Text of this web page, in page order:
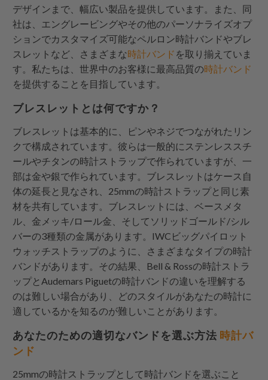
デザインまで、幅広い製品を提供しています。また、同
社は、エングレービングやその他のパーソナライズオプ
ションでカスタマイズ可能なペルロン時計バンドやブレ
スレットなど、さまざまな時計バンド を取り揃えていま
す。私たちは、世界中のお客様に最高品質の時計バンド
を提供することを目指しています。
ブレスレットとは何ですか？
ブレスレットは基本的に、ピンやネジでつながれたリン
クで構成されています。彼らは一般的にステンレススチ
ールやチタンの時計ストラップで作られていますが、一
部は金や銀で作られています。ブレスレットはケース自
体の延長と見なされ、25mmの時計ストラップと同じ素
材を共有しています。ブレスレットには、ベースメタ
ル、金メッキ/ロール金、そしてソリッドゴールド/シル
バーの3種類の金属があります。IWCビッグパイロット
ウォッチストラップのように、さまざまなタイプの時計
バンドがあります。その結果、Bell & Rossの時計ストラ
ップとAudemars Piguetの時計バンドの違いを理解する
のは難しい場合があり、どのスタイルがあなたの時計に
適しているかを知るのが難しいことがあります。
あなたのための適切なバンドを選ぶ方法 時計バ
ンド
25mmの時計ストラップとして時計バンドを選ぶこと